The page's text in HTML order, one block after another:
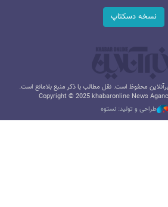
نسخه دسکتاپ
محفوظ است. نقل مطالب با ذکر منبع بلامانع است.
Copyright © 2025 khabaronline News
طراحی و تولید: نستوه